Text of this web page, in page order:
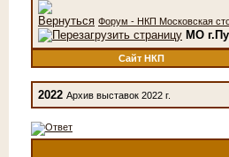
Форум - НКП Московская
МО
Сайт НКП
2022 Архив выставок 2022 г.